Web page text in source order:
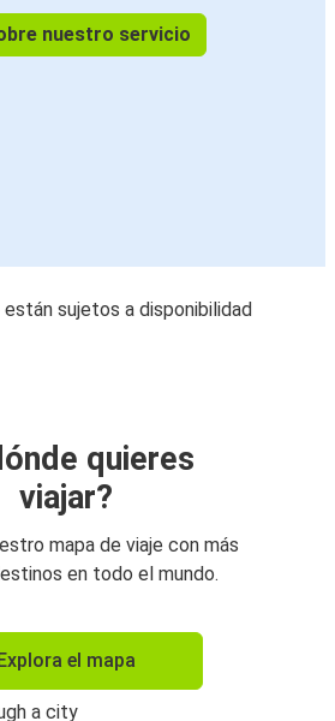
nuestro servicio
sujetos a disponibilidad
quieres
viajar?
mapa de viaje con más
en todo el mundo.
el mapa